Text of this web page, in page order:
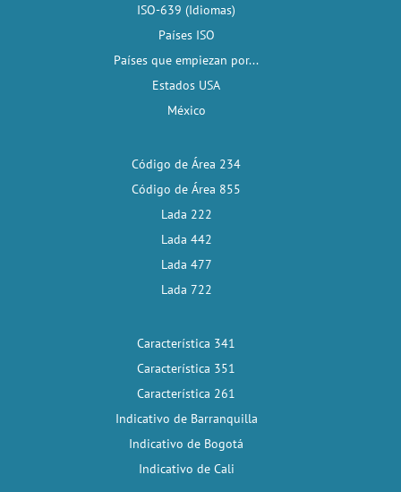
ISO-639 (Idiomas)
Países ISO
Países que empiezan por...
Estados USA
México
Código de Área 234
Código de Área 855
Lada 222
Lada 442
Lada 477
Lada 722
Característica 341
Característica 351
Característica 261
Indicativo de Barranquilla
Indicativo de Bogotá
Indicativo de Cali